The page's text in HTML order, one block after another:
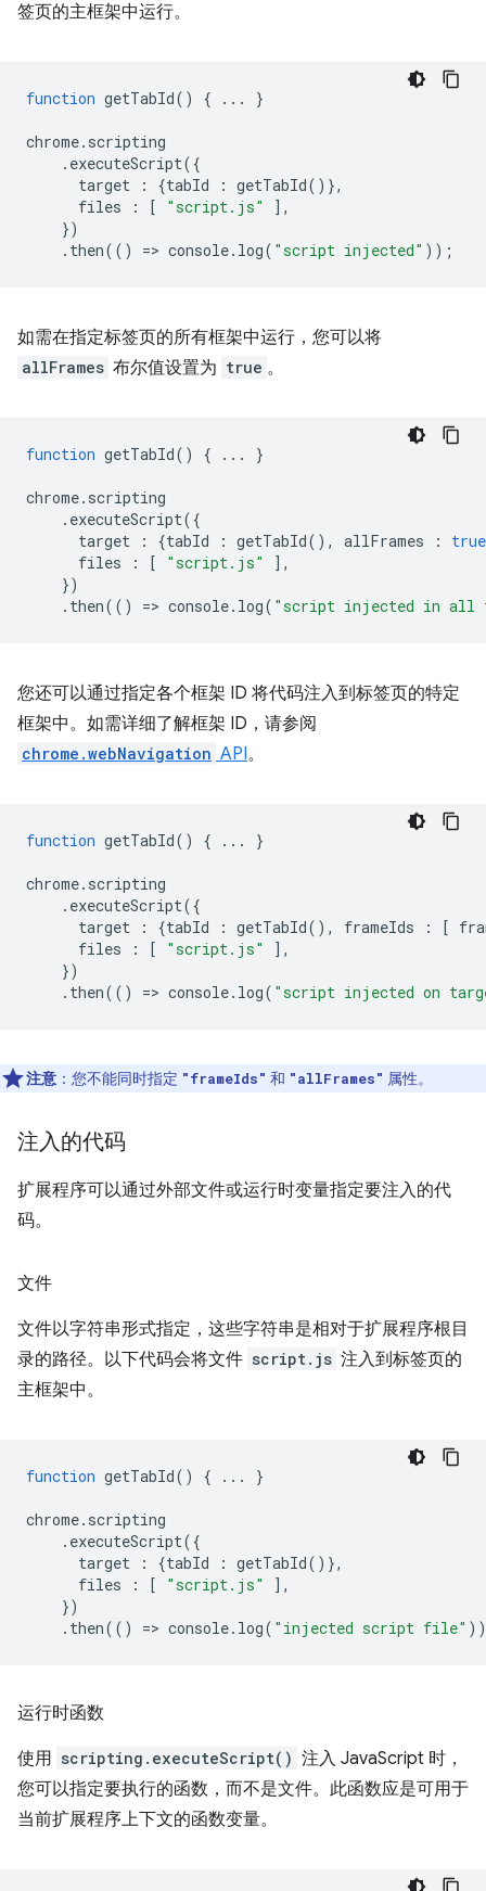
签页的主框架中运行。
function getTabId() { ... }
chrome. scripting
. executeScript({
target
: {tabId : getTabId()},
files
: [ "script.js"
],
})
. then(() => console. log( "script injected" ));
如需在指定标签页的所有框架中运行，您可以将
allFrames 布尔值设置为 true 。
function getTabId() { ... }
chrome. scripting
. executeScript({
target
: {tabId : getTabId(), allFrames :
true
files
: [ "script.js"
],
})
. then(() => console. log( "script injected in all
您还可以通过指定各个框架 ID 将代码注入到标签页的特定
框架中。如需详细了解框架 ID，请参阅
chrome.webNavigation API。
function getTabId() { ... }
chrome. scripting
. executeScript({
target
: {tabId : getTabId(), frameIds : [
files
: [ "script.js"
],
})
. then(() => console. log( "script injected on
注意 ：您不能同时指定 "frameIds" 和 "allFrames" 属性。
注入的代码
扩展程序可以通过外部文件或运行时变量指定要注入的代
码。
文件
文件以字符串形式指定，这些字符串是相对于扩展程序根目
录的路径。以下代码会将文件 script.js 注入到标签页的
主框架中。
function getTabId() { ... }
chrome. scripting
. executeScript({
target
: {tabId : getTabId()},
files
: [ "script.js"
],
})
. then(() => console. log( "injected script file"
运行时函数
使用 scripting.executeScript() 注入 JavaScript 时，
您可以指定要执行的函数，而不是文件。此函数应是可用于
当前扩展程序上下文的函数变量。